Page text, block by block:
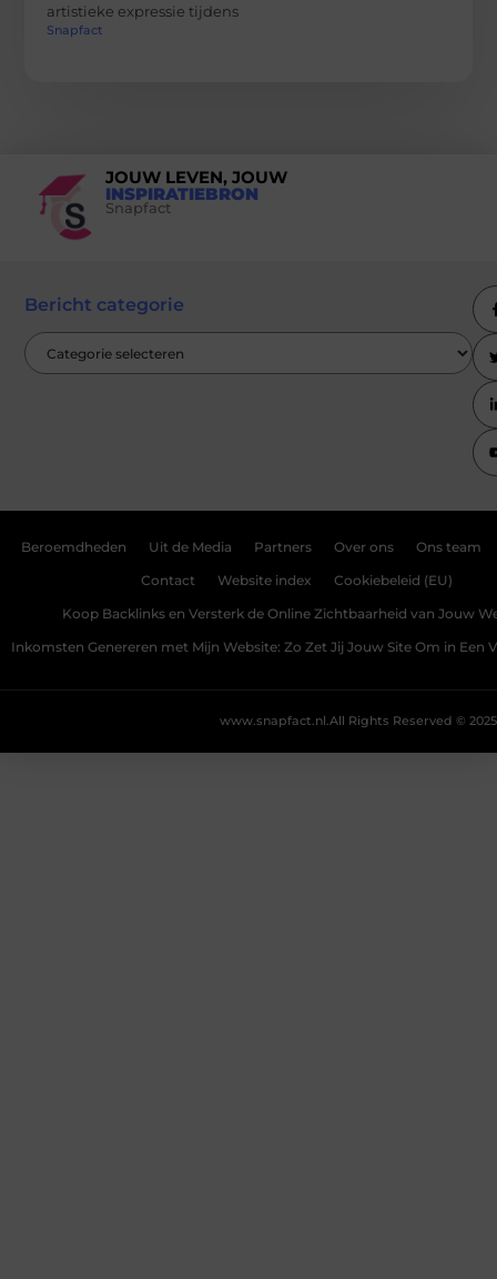
artistieke expressie tijdens
Snapfact
JOUW LEVEN, JOUW
INSPIRATIEBRON
Snapfact
Bericht categorie
Beroemdheden Uit de Media Partners Over ons Ons team
Contact Website index Cookiebeleid (EU)
Koop Backlinks en Versterk de Online Zichtbaarheid van Jouw
Inkomsten Genereren met Mijn Website: Zo Zet Jij Jouw Site Om in Een
All Rights Reserved © 2025
www.snapfact.nl.